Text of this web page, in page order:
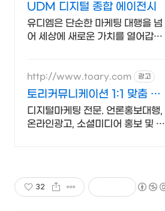
UDM 디지털 종합 에이전시
유디엠은 단순한 마케팅 대행을 넘
어 세상에 새로운 가치를 열어갑니
공을 이끕니다.
http://www.toary.com 광고
토리커뮤니케이션 1:1 맞춤 컨
설팅
디지털마케팅 전문. 언론홍보대행,
온라인광고, 소셜미디어 홍보 및 교
32